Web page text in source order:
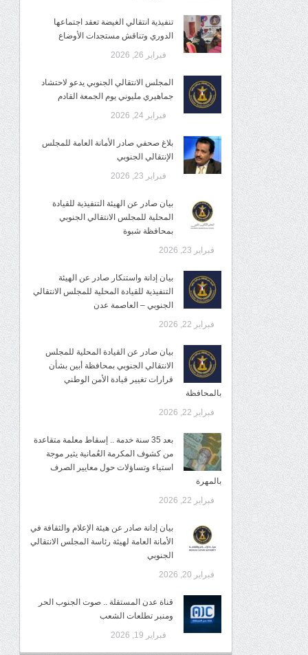
تنفيذية انتقالي الغيضة تعقد اجتماعها
الدوري وتناقش مستجدات الأوضاع
فبراير 26, 2026
المجلس الانتقالي الجنوبي يدعو لاحتشاد
جماهيري مليوني يوم الجمعة القادم
فبراير 24, 2026
بلاغ صحفي صادر الأمانة العامة للمجلس
الإنتقالي الجنوبي
فبراير 23, 2026
بيان صادر عن الهيئة التنفيذية للقيادة
المحلية للمجلس الانتقالي الجنوبي
بمحافظة شبوة
فبراير 23, 2026
بيان إدانة واستنكار صادر عن الهيئة
التنفيذية للقيادة المحلية للمجلس الانتقالي
الجنوبي – العاصمة عدن
فبراير 22, 2026
بيان صادر عن القيادة المحلية للمجلس
الانتقالي الجنوبي بمحافظة أبين بشأن
قرارات تغيير قيادة الأمن الوطني
بالمحافظة
فبراير 22, 2026
بعد 35 سنة خدمة .. إسقاط معلمة متقاعدة
من كشوف المكرمة العُمانية يثير موجة
استياء وتساؤلات حول معايير الصرف
بالمهرة
فبراير 22, 2026
بيان إدانة صادر عن هيئة الإعلام والثقافة في
الأمانة العامة لهيئة رئاسة المجلس الانتقالي
الجنوبي
فبراير 20, 2026
قناة عدن المستقلة .. صوت الجنوب الحر
ومنبر تطلعات الشعب
فبراير 19, 2026